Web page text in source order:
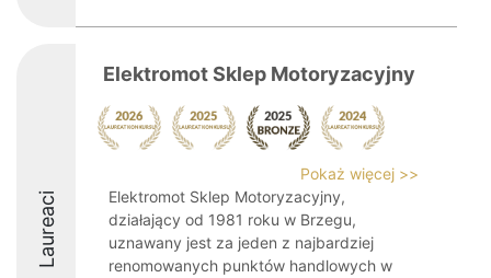
Laureaci
Elektromot Sklep Motoryzacyjny
Pokaż więcej >>
Elektromot Sklep Motoryzacyjny,
działający od 1981 roku w Brzegu,
uznawany jest za jeden z najbardziej
renomowanych punktów handlowych w